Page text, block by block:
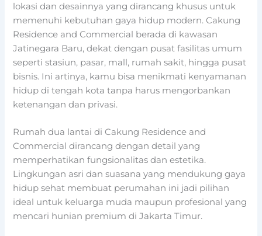
lokasi dan desainnya yang dirancang khusus untuk
memenuhi kebutuhan gaya hidup modern. Cakung
Residence and Commercial berada di kawasan
Jatinegara Baru, dekat dengan pusat fasilitas umum
seperti stasiun, pasar, mall, rumah sakit, hingga pusat
bisnis. Ini artinya, kamu bisa menikmati kenyamanan
hidup di tengah kota tanpa harus mengorbankan
ketenangan dan privasi.
Rumah dua lantai di Cakung Residence and
Commercial dirancang dengan detail yang
memperhatikan fungsionalitas dan estetika.
Lingkungan asri dan suasana yang mendukung gaya
hidup sehat membuat perumahan ini jadi pilihan
ideal untuk keluarga muda maupun profesional yang
mencari hunian premium di Jakarta Timur.